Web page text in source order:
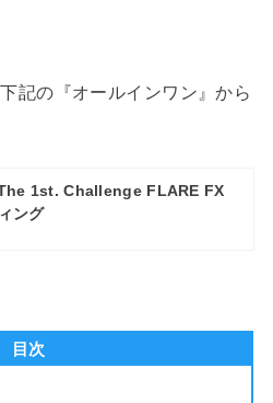
記の『オールインワン』から
1st. Challenge FLARE FX
ング
目次